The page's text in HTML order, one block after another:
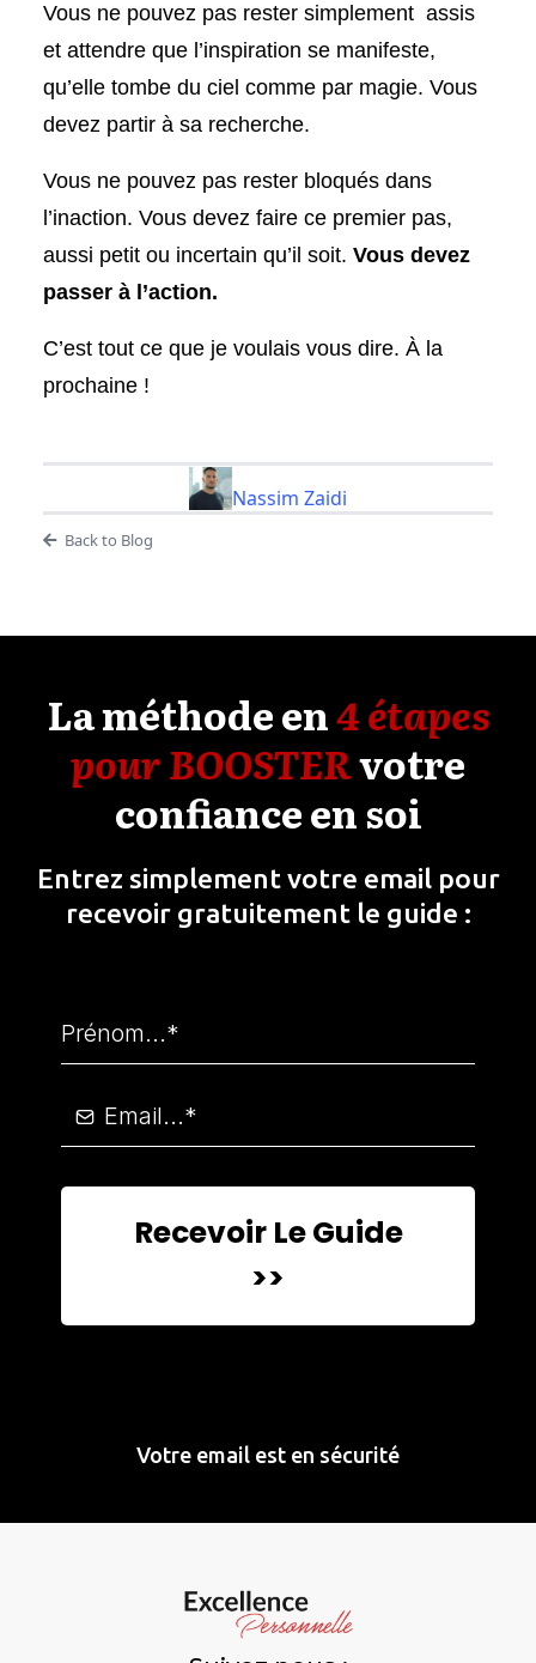
Vous ne pouvez pas rester simplement assis
et attendre que l’inspiration se manifeste,
qu’elle tombe du ciel comme par magie. Vous
devez partir à sa recherche.
Vous ne pouvez pas rester bloqués dans
l’inaction. Vous devez faire ce premier pas,
aussi petit ou incertain qu’il soit. Vous devez
passer à l’action.
C’est tout ce que je voulais vous dire. À la
prochaine !
Nassim Zaidi
Back to Blog
La méthode en4 étapes
pour BOOSTERvotre
confiance en soi
Entrez simplement votre email pour
recevoir gratuitement le guide :
Recevoir Le Guide
>>
Votre email est en sécurité